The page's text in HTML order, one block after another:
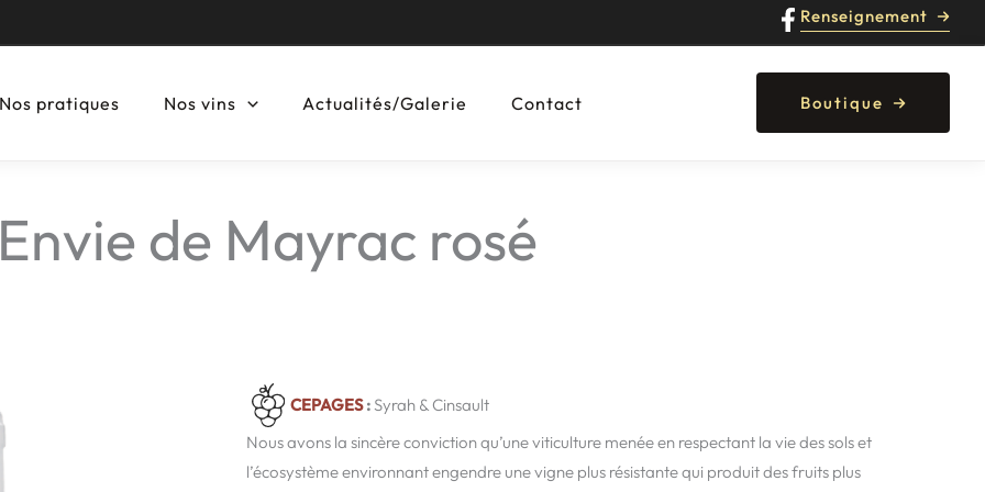
Renseignement
Nos pratiques Nos vins Actualités/Galerie Contact Boutique
de Mayrac rosé
CEPAGES:Syrah & Cinsault
Nous avons la sincère conviction qu’une viticulture menée en respectant la vie des sols et
l’écosystème environnant engendre une vigne plus résistante qui produit des fruits plus